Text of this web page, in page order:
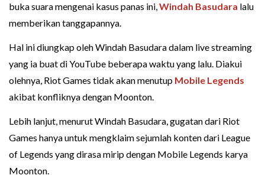
buka suara mengenai kasus panas ini,Windah Basudara lalu
memberikan tanggapannya.
Hal ini diungkap oleh Windah Basudara dalam live streaming
yang ia buat di YouTube beberapa waktu yang lalu. Diakui
olehnya, Riot Games tidak akan menutup Mobile Legends
akibat konfliknya dengan Moonton.
Lebih lanjut, menurut Windah Basudara, gugatan dari Riot
Games hanya untuk mengklaim sejumlah konten dari League
of Legends yang dirasa mirip dengan Mobile Legends karya
Moonton.